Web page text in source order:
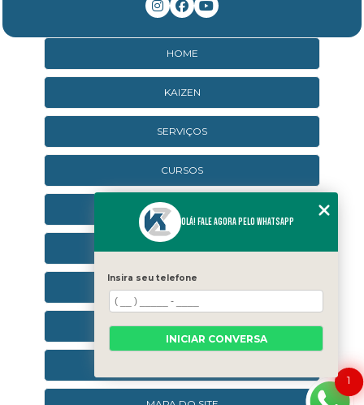
HOME
KAIZEN
SERVIÇOS
CURSOS
CURSOS ONLINE
CONTATO
CATEGORIAS
1
Olá! Fale agora pelo WhatsApp
Insira seu telefone
INICIAR CONVERSA